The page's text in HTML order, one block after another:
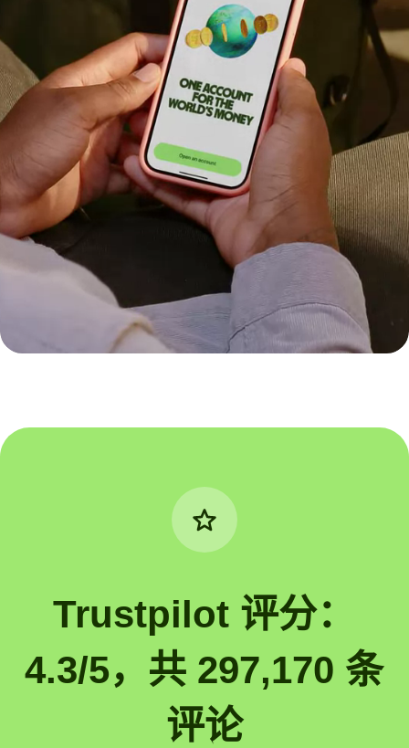
Trustpilot 评分：
4.3/5，共 297,170 条
评论